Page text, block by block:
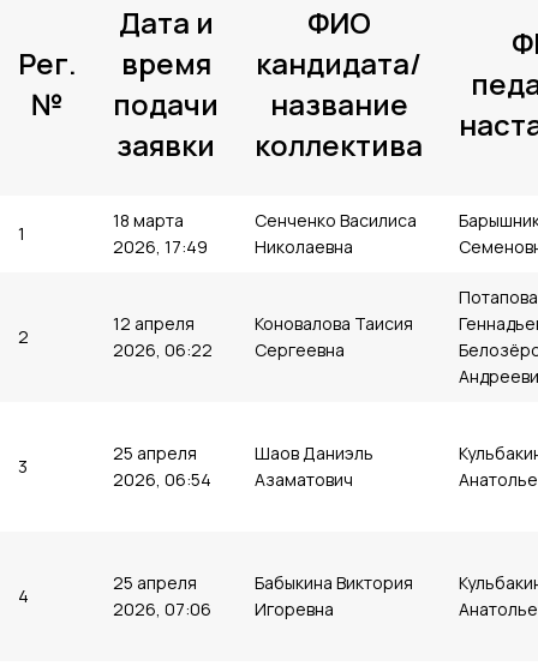
Рег.
№
Дата и
время
подачи
заявки
ФИО
кандидата/
название
коллектива
1
18 марта
2026, 17:49
Сенченко Василиса
Николаевна
2
12 апреля
2026, 06:22
Коновалова Таисия
Сергеевна
3
25 апреля
2026, 06:54
Шаов Даниэль
Азаматович
4
25 апреля
2026, 07:06
Бабыкина Виктория
Игоревна